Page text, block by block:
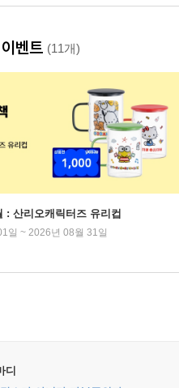
벤트 (11개)
: 산리오캐릭터즈 유리컵
일 ~ 2026년 08월 31일
디